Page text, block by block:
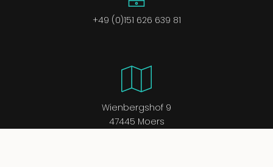
+49 (0)151 626 639 81
Wienbergshof 9
47445 Moers